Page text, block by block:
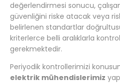
değerlendirmesi sonucu,
güvenliğini riske atacak veya
belirlenen standartlar
kriterlerce belli aralıklarla
gerekmektedir.
Periyodik kontrollerimizi
elektrik mühendislerimiz